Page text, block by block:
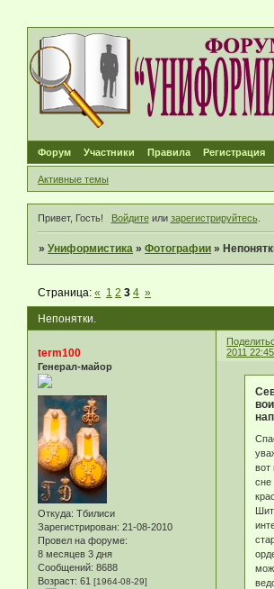
Форум Участники Правила Регистрация
Активные темы
Привет, Гость! Войдитеили зарегистрируйтесь.
»Униформистика »Фотографии »
Непонятки.
Страница:« 1 2 3 4 »
2011
term100
Генерал-майор
Откуда: Тбилиси
Зарегистрирован: 21-08-2010
Провел на форуме:
8 месяцев 3 дня
Сообщений: 8688
Возраст: 61 [1964-08-29]
вот
сне